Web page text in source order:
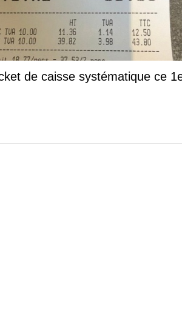
de caisse systématique ce